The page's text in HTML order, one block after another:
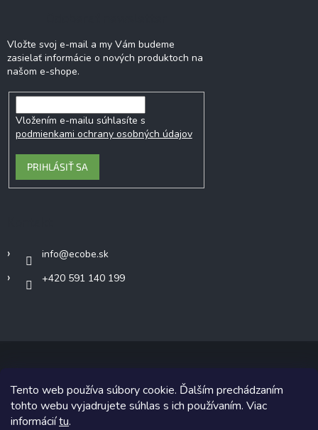
Tento web používa súbory cookie. Ďalším prechádzaním
tohto webu vyjadrujete súhlas s ich používaním. Viac
informáciítu.
Vložte svoj e-mail a my Vám budeme
zasielať informácie o nových produktoch na
našom e-shope.
Vložením e-mailu súhlasíte s
podmienkami ochrany osobných údajov
PRIHLÁSIŤ SA
info@ecobe.sk
+420 591 140 199
Copyright 2026Ecobe.sk. Všetky práva vyhradené.
Grafický návrh vytvoril a na Shoptet implementoval